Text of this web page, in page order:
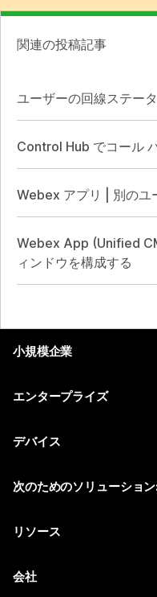
関連の投稿記事
ユーザーの回線ステー
Control Hub でコール
Webex アプリ | 別のユ
Webex App (Unified
ィンドウを構成する
小規模企業
エンタープライズ
デバイス
次のためのソリューショ
リソース
会社